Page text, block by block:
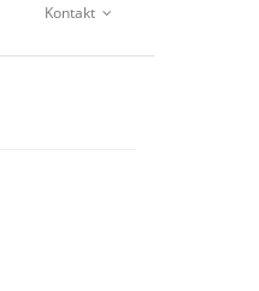
Kontakt